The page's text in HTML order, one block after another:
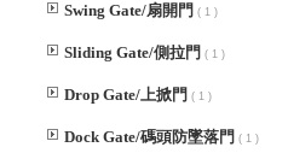
Swing Gate/扇開門 ( 1 )
Sliding Gate/側拉門 ( 1 )
Drop Gate/上掀門 ( 1 )
Dock Gate/碼頭防墜落門 ( 1 )